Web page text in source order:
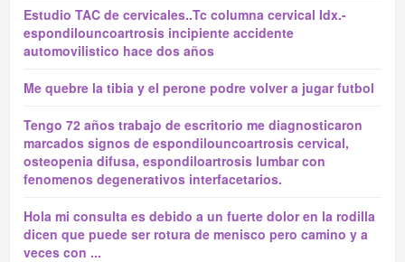
Estudio TAC de cervicales..Tc columna cervical Idx.-
espondilouncoartrosis incipiente accidente
automovilistico hace dos años
Me quebre la tibia y el perone podre volver a jugar futbol
Tengo 72 años trabajo de escritorio me diagnosticaron
marcados signos de espondilouncoartrosis cervical,
osteopenia difusa, espondiloartrosis lumbar con
fenomenos degenerativos interfacetarios.
Hola mi consulta es debido a un fuerte dolor en la rodilla
dicen que puede ser rotura de menisco pero camino y a
veces con ...